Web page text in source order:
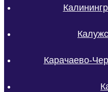
Карачаево-